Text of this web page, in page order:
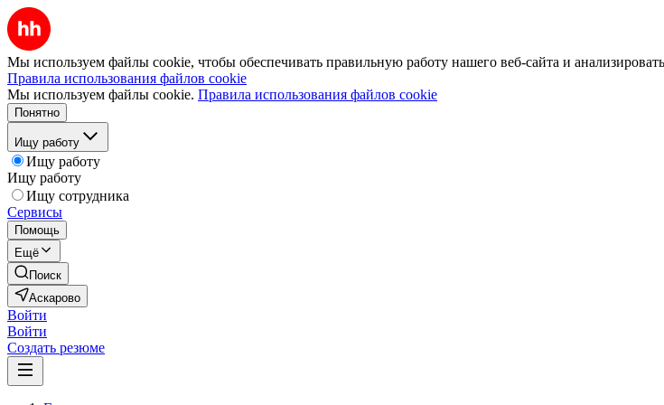
Мы используем файлы cookie, чтобы обеспечивать правильную работу нашего веб-сайта и
Правила использования файлов cookie
Мы используем файлы cookie. Правила использования файлов cookie
Понятно
Ищу работу
Ищу работу
Ищу работу
Ищу сотрудника
Сервисы
Помощь
Ещё
Поиск
Аскарово
Войти
Войти
Создать резюме